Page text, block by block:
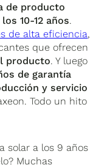
de producto
10-12 años.
de alta eficiencia,
que ofrecen
producto. Y luego
de garantía
y servicio
Todo un hito
solar a los 9 años
Muchas